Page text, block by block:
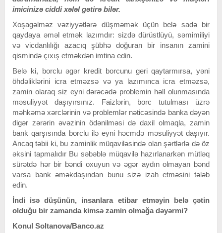
imicinizə ciddi xələl gətirə bilər.
Xoşagəlməz vəziyyətlərə düşməmək üçün belə sadə bir
qaydaya əməl etmək lazımdır: sizdə dürüstlüyü, səmimiliyi
və vicdanlılığı azacıq şübhə doğuran bir insanın zamini
qismində çıxış etməkdən imtina edin.
Belə ki, borclu əgər kredit borcunu geri qaytarmırsa, yəni
öhdəliklərini icra etməzsə və ya lazımınca icra etməzsə,
zamin olaraq siz eyni dərəcədə problemin həll olunmasında
məsuliyyət daşıyırsınız. Faizlərin, borc tutulması üzrə
məhkəmə xərclərinin və problemlər nəticəsində banka dəyən
digər zərərin əvəzinin ödənilməsi də daxil olmaqla, zamin
bank qarşısında borclu ilə eyni həcmdə məsuliyyət daşıyır.
Ancaq təbii ki, bu zaminlik müqaviləsində olan şərtlərlə də öz
əksini tapmalıdır Bu səbəblə müqavilə hazırlanarkən mütləq
sürətdə hər bir bəndi oxuyun və əgər aydın olmayan bənd
varsa bank əməkdaşından bunu sizə izah etməsini tələb
edin.
İndi isə düşünün, insanlara etibar etməyin belə çətin
olduğu bir zamanda kimsə zamin olmağa dəyərmi?
Konul Soltanova/Banco.az